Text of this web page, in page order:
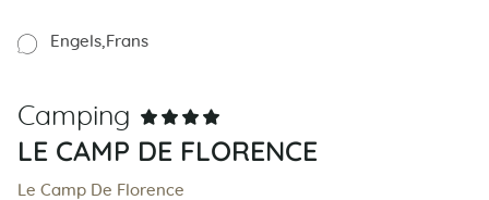
Engels Frans
Camping
LE CAMP DE FLORENCE
Le Camp De Florence